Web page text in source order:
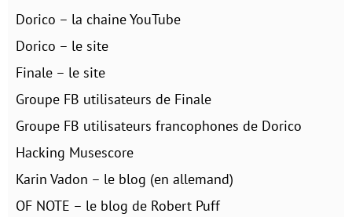
Dorico – la chaine YouTube
Dorico – le site
Finale – le site
Groupe FB utilisateurs de Finale
Groupe FB utilisateurs francophones de Dorico
Hacking Musescore
Karin Vadon – le blog (en allemand)
OF NOTE – le blog de Robert Puff